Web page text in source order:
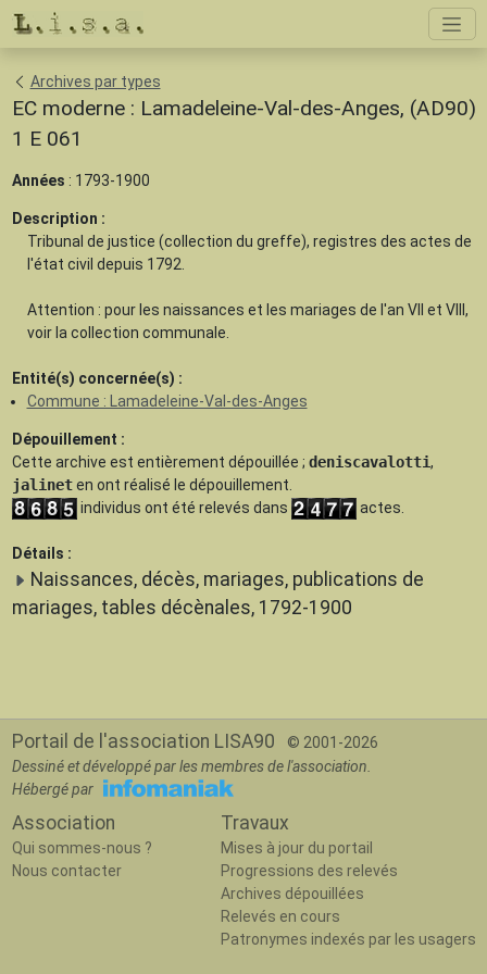
Archives par types
EC moderne : Lamadeleine-Val-des-Anges, (AD90)
1 E 061
Années : 1793-1900
Description :
Tribunal de justice (collection du greffe), registres des actes de
l'état civil depuis 1792.
Attention : pour les naissances et les mariages de l'an VII et VIII,
voir la collection communale.
Entité(s) concernée(s) :
Commune : Lamadeleine-Val-des-Anges
Dépouillement :
Cette archive est entièrement dépouillée ; deniscavalotti,
jalineten ont réalisé le dépouillement.
individus ont été relevés dans
actes.
Détails :
Naissances, décès, mariages, publications de
mariages, tables décènales, 1792-1900
Portail de l'association LISA90
© 2001-2026
Dessiné et développé par les membres de l'association.
Hébergé par
Association
Qui sommes-nous ?
Nous contacter
Travaux
Mises à jour du portail
Progressions des relevés
Archives dépouillées
Relevés en cours
Patronymes indexés par les usagers